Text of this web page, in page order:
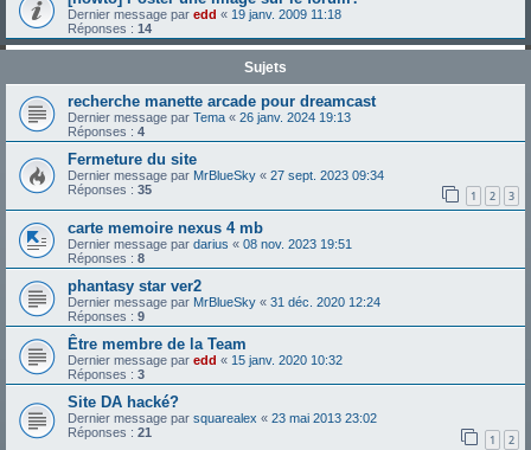
Dernier message par edd « 19 janv. 2009 11:18
Réponses : 14
Sujets
recherche manette arcade pour dreamcast
Dernier message par Tema « 26 janv. 2024 19:13
Réponses : 4
Fermeture du site
Dernier message par MrBlueSky « 27 sept. 2023 09:34
Réponses : 35 1 2 3
carte memoire nexus 4 mb
Dernier message par darius « 08 nov. 2023 19:51
Réponses : 8
phantasy star ver2
Dernier message par MrBlueSky « 31 déc. 2020 12:24
Réponses : 9
Être membre de la Team
Dernier message par edd « 15 janv. 2020 10:32
Réponses : 3
Site DA hacké?
Dernier message par squarealex « 23 mai 2013 23:02
Réponses : 21 1 2